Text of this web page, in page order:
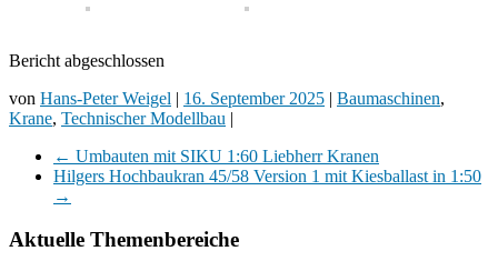
Bericht abgeschlossen
von Hans-Peter Weigel | 16. September 2025 | Baumaschinen,
Krane, Technischer Modellbau |
← Umbauten mit SIKU 1:60 Liebherr Kranen
Hilgers Hochbaukran 45/58 Version 1 mit Kiesballast in 1:50
→
Aktuelle Themenbereiche